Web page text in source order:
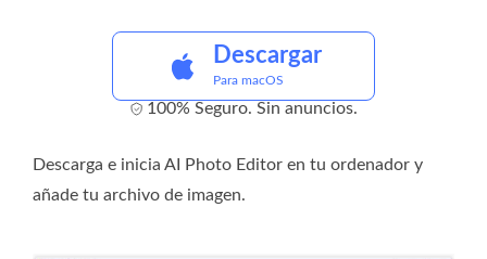
Descargar
Para macOS
100% Seguro. Sin anuncios.
Descarga e inicia AI Photo Editor en tu ordenador y
añade tu archivo de imagen.